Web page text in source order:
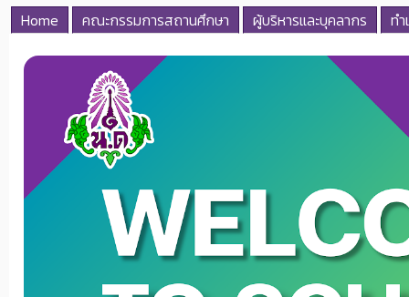
Home คณะกรรมการสถานศึกษา ผู้บริหารและบุคลากร ท